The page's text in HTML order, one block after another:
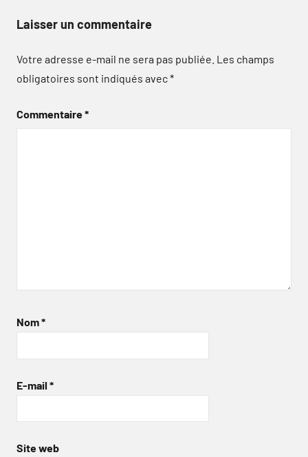
Laisser un commentaire
Votre adresse e-mail ne sera pas publiée. Les champs
obligatoires sont indiqués avec*
Commentaire*
Nom*
E-mail *
Site web